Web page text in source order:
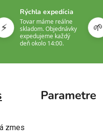
⚡
Rýchla expedícia
Tovar máme reálne
skladom. Objednávky
expedujeme každý
deň okolo 14:00.
🌱
Parametre
zmes